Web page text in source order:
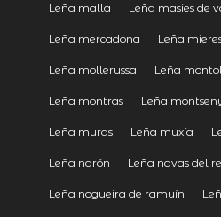
Leña malla Leña masies de
Leña mercadona Leña
Leña mollerussa Leña
Leña montras Leña
Leña muras Leña muxía
Leña narón Leña navas del
Leña nogueira de ramuín